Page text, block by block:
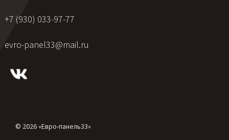
+7 (930) 033-97-77
evro-panel33@mail.ru
© 2026 «Евро-панель33»